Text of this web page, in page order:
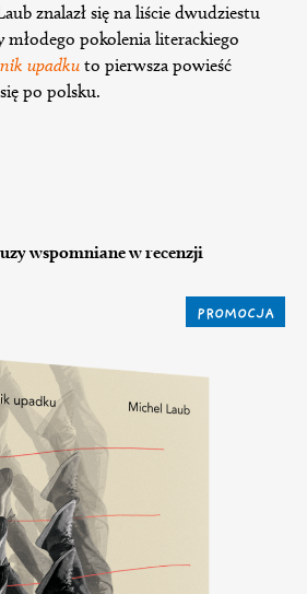
znalazł się na liście dwudziestu
młodego pokolenia literackiego
upadku to pierwsza powieść
po polsku.
wspomniane w recenzji
PROMOCJA